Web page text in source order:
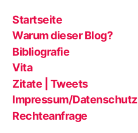
Startseite
Warum dieser Blog?
Bibliografie
Vita
Zitate | Tweets
Impressum/Datenschutz
Rechteanfrage